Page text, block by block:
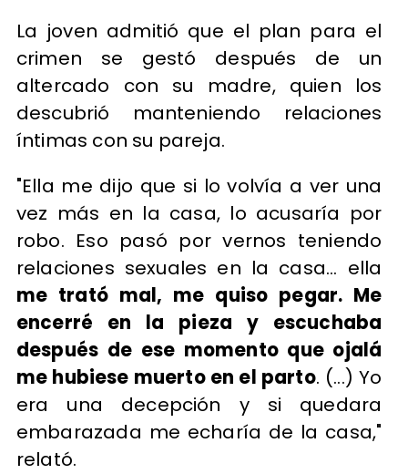
La joven admitió que el plan para el
crimen se gestó después de un
altercado con su madre, quien los
descubrió manteniendo relaciones
íntimas con su pareja.
"Ella me dijo que si lo volvía a ver una
vez más en la casa, lo acusaría por
robo. Eso pasó por vernos teniendo
relaciones sexuales en la casa... ella
me trató mal, me quiso pegar. Me
encerré en la pieza y escuchaba
después de ese momento que ojalá
me hubiese muerto en el parto. (...) Yo
era una decepción y si quedara
embarazada me echaría de la casa,"
relató.